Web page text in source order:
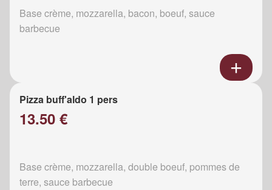
Base crème, mozzarella, bacon, boeuf, sauce
barbecue
Pizza buff'aldo 1 pers
13.50 €
Base crème, mozzarella, double boeuf, pommes de
terre, sauce barbecue